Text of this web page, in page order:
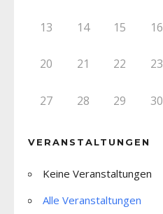
13 14 15 16
20 21 22 23
27 28 29 30
VERANSTALTUNGEN
Keine Veranstaltungen
Alle Veranstaltungen